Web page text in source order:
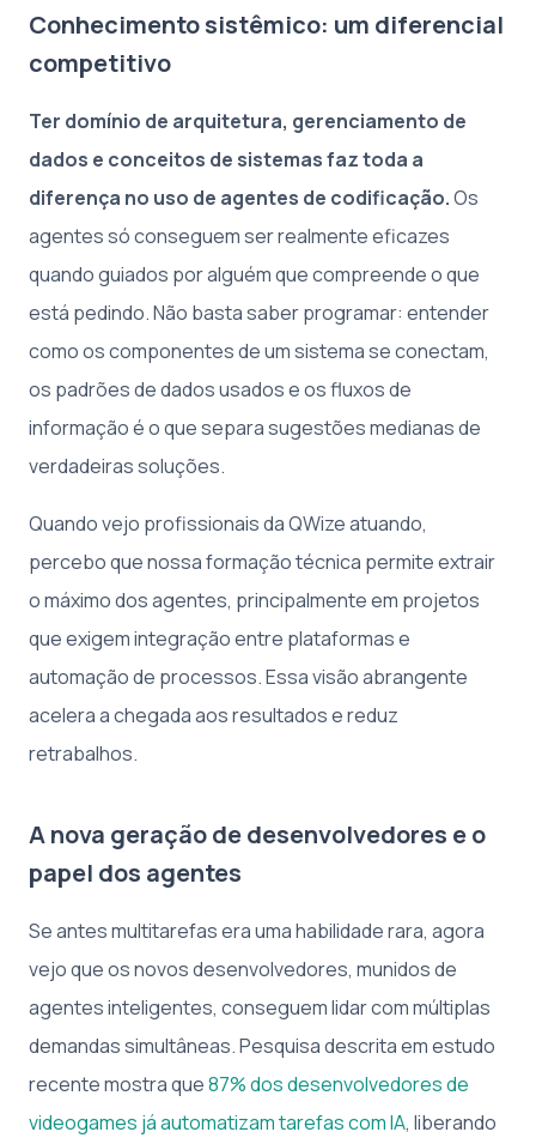
Conhecimento sistêmico: um diferencial
competitivo
Ter domínio de arquitetura, gerenciamento de
dados e conceitos de sistemas faz toda a
diferença no uso de agentes de codificação.Os
agentes só conseguem ser realmente eficazes
quando guiados por alguém que compreende o que
está pedindo. Não basta saber programar: entender
como os componentes de um sistema se conectam,
os padrões de dados usados e os fluxos de
informação é o que separa sugestões medianas de
verdadeiras soluções.
Quando vejo profissionais da QWize atuando,
percebo que nossa formação técnica permite extrair
o máximo dos agentes, principalmente em projetos
que exigem integração entre plataformas e
automação de processos. Essa visão abrangente
acelera a chegada aos resultados e reduz
retrabalhos.
A nova geração de desenvolvedores e o
papel dos agentes
Se antes multitarefas era uma habilidade rara, agora
vejo que os novos desenvolvedores, munidos de
agentes inteligentes, conseguem lidar com múltiplas
demandas simultâneas. Pesquisa descrita em estudo
recente mostra que87% dos desenvolvedores de
videogames já automatizam tarefas com IA, liberando